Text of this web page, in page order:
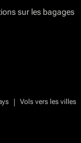
sur les bagages
| Vols vers les villes